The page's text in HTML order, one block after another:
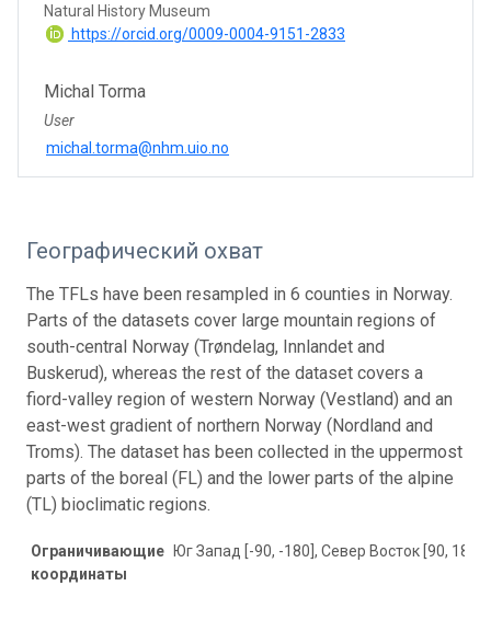
Natural History Museum
https://orcid.org/0009-0004-9151-2833
Michal Torma
User
michal.torma@nhm.uio.no
Географический охват
The TFLs have been resampled in 6 counties in Norway.
Parts of the datasets cover large mountain regions of
south-central Norway (Trøndelag, Innlandet and
Buskerud), whereas the rest of the dataset covers a
fiord-valley region of western Norway (Vestland) and an
east-west gradient of northern Norway (Nordland and
Troms). The dataset has been collected in the uppermost
parts of the boreal (FL) and the lower parts of the alpine
(TL) bioclimatic regions.
Ограничивающие
координаты
Юг Запад [-90, -180], Север Восток [90, 180]